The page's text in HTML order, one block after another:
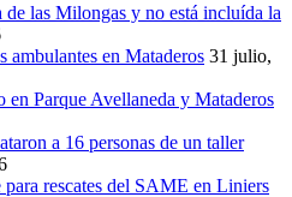
de las Milongas y no está incluída la
ambulantes en Mataderos 31 julio,
en Parque Avellaneda y Mataderos
a 16 personas de un taller
para rescates del SAME en Liniers